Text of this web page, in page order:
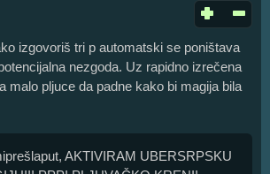
izgovoriš tri p automatski se poništava
nezgoda. Uz rapidno izrečena
malo pljuce da padne kako bi magija bila
AKTIVIRAM UBERSRPSKU